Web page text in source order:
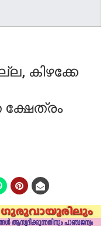
കിഴക്കേ
ക്ഷേത്രം